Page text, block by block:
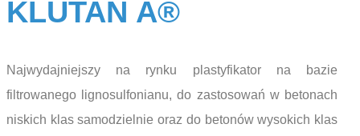
KLUTAN A®
Najwydajniejszy na rynku plastyfikator na bazie
filtrowanego lignosulfonianu, do zastosowań w betonach
niskich klas samodzielnie oraz do betonów wysokich klas